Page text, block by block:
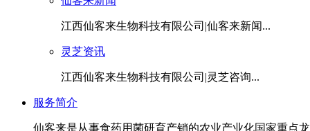
江西仙客来生物科技有限公司|仙客来新闻...
灵芝资讯
江西仙客来生物科技有限公司|灵芝咨询...
服务简介
仙客来是从事食药用菌研育产销的农业产业化国家重点